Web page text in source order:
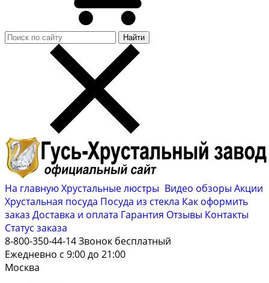
Найти
На главнуюХрустальные люстры Видео обзоры Акции
Хрустальная посуда Посуда из стекла Как оформить
заказ Доставка и оплата Гарантия Отзывы Контакты
Cтатус заказа
8-800-350-44-14Звонок бесплатный
Ежедневно с 9:00 до 21:00
Москва